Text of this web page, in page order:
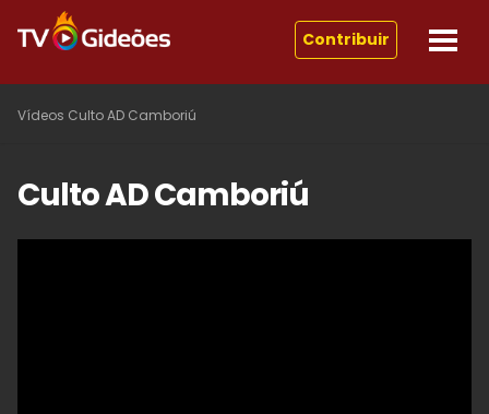
Contribuir
Vídeos Culto AD Camboriú
Culto AD Camboriú